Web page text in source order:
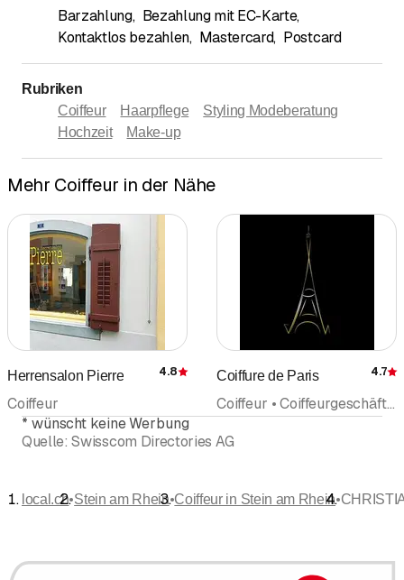
Barzahlung, Bezahlung mit EC-Karte,
Kontaktlos bezahlen, Mastercard, Postcard
Rubriken
Coiffeur
Haarpflege
Styling Modeberatung
Hochzeit
Make-up
Mehr Coiffeur in der Nähe
Herrensalon Pierre Bewertung
4.8
Coiffeur
Coiffure de Paris 4.7
Coiffeur • Coiffeurgeschäft • Styling Modeberatung • Perücken
* wünscht keine Werbung
Quelle: Swisscom Directories AG
local.ch•Stein am Rhein•Coiffeur in Stein am Rhein•